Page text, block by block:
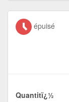
épuisé
Quantitï¿½